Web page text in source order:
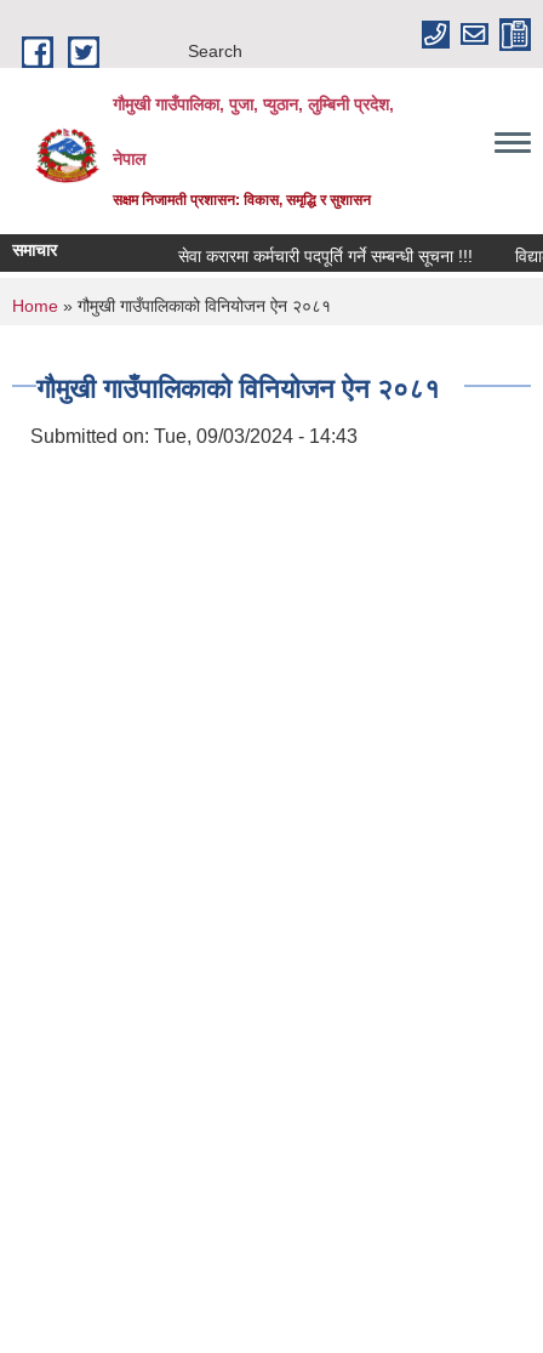
Search
गौमुखी गाउँपालिका, पुजा, प्युठान, लुम्बिनी प्रदेश,
नेपाल
सक्षम निजामती प्रशासन: विकास, समृद्धि र सुशासन
समाचार सेवा करारमा कर्मचारी पदपूर्ति गर्ने सम्बन्धी सूचना !!!
You are here
Home » गौमुखी गाउँपालिकाको विनियोजन ऐन २०८१
गौमुखी गाउँपालिकाको विनियोजन ऐन २०८१
Submitted on: Tue, 09/03/2024 - 14:43